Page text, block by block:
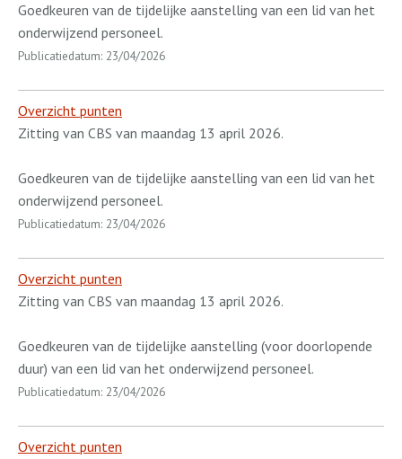
Goedkeuren van de tijdelijke aanstelling van een lid van het
onderwijzend personeel.
Publicatiedatum: 23/04/2026
Overzicht punten
Zitting van CBS van maandag 13 april 2026.
Goedkeuren van de tijdelijke aanstelling van een lid van het
onderwijzend personeel.
Publicatiedatum: 23/04/2026
Overzicht punten
Zitting van CBS van maandag 13 april 2026.
Goedkeuren van de tijdelijke aanstelling (voor doorlopende
duur) van een lid van het onderwijzend personeel.
Publicatiedatum: 23/04/2026
Overzicht punten